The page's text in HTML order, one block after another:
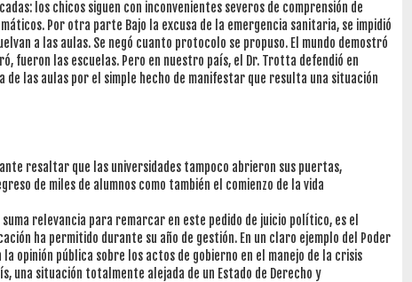
los chicos siguen con inconvenientes severos de comprensión de
Por otra parte Bajo la excusa de la emergencia sanitaria, se impidió
a las aulas. Se negó cuanto protocolo se propuso. El mundo demostró
fueron las escuelas. Pero en nuestro país, el Dr. Trotta defendió en
las aulas por el simple hecho de manifestar que resulta una situación
resaltar que las universidades tampoco abrieron sus puertas,
de miles de alumnos como también el comienzo de la vida
relevancia para remarcar en este pedido de juicio político, es el
ha permitido durante su año de gestión. En un claro ejemplo del Poder
opinión pública sobre los actos de gobierno en el manejo de la crisis
una situación totalmente alejada de un Estado de Derecho y